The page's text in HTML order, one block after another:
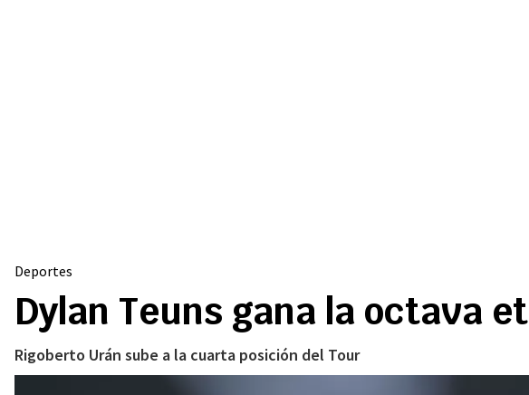
Deportes
Dylan Teuns gana la octava
Rigoberto Urán sube a la cuarta posición del Tour